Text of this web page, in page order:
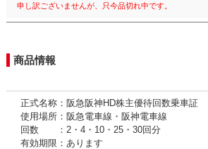
申し訳ございませんが、只今品切れ中です。
商品情報
正式名称：阪急阪神HD株主優待回数乗車証
使用場所：阪急電車線・阪神電車線
回数 ：2・4・10・25・30回分
有効期限：あります